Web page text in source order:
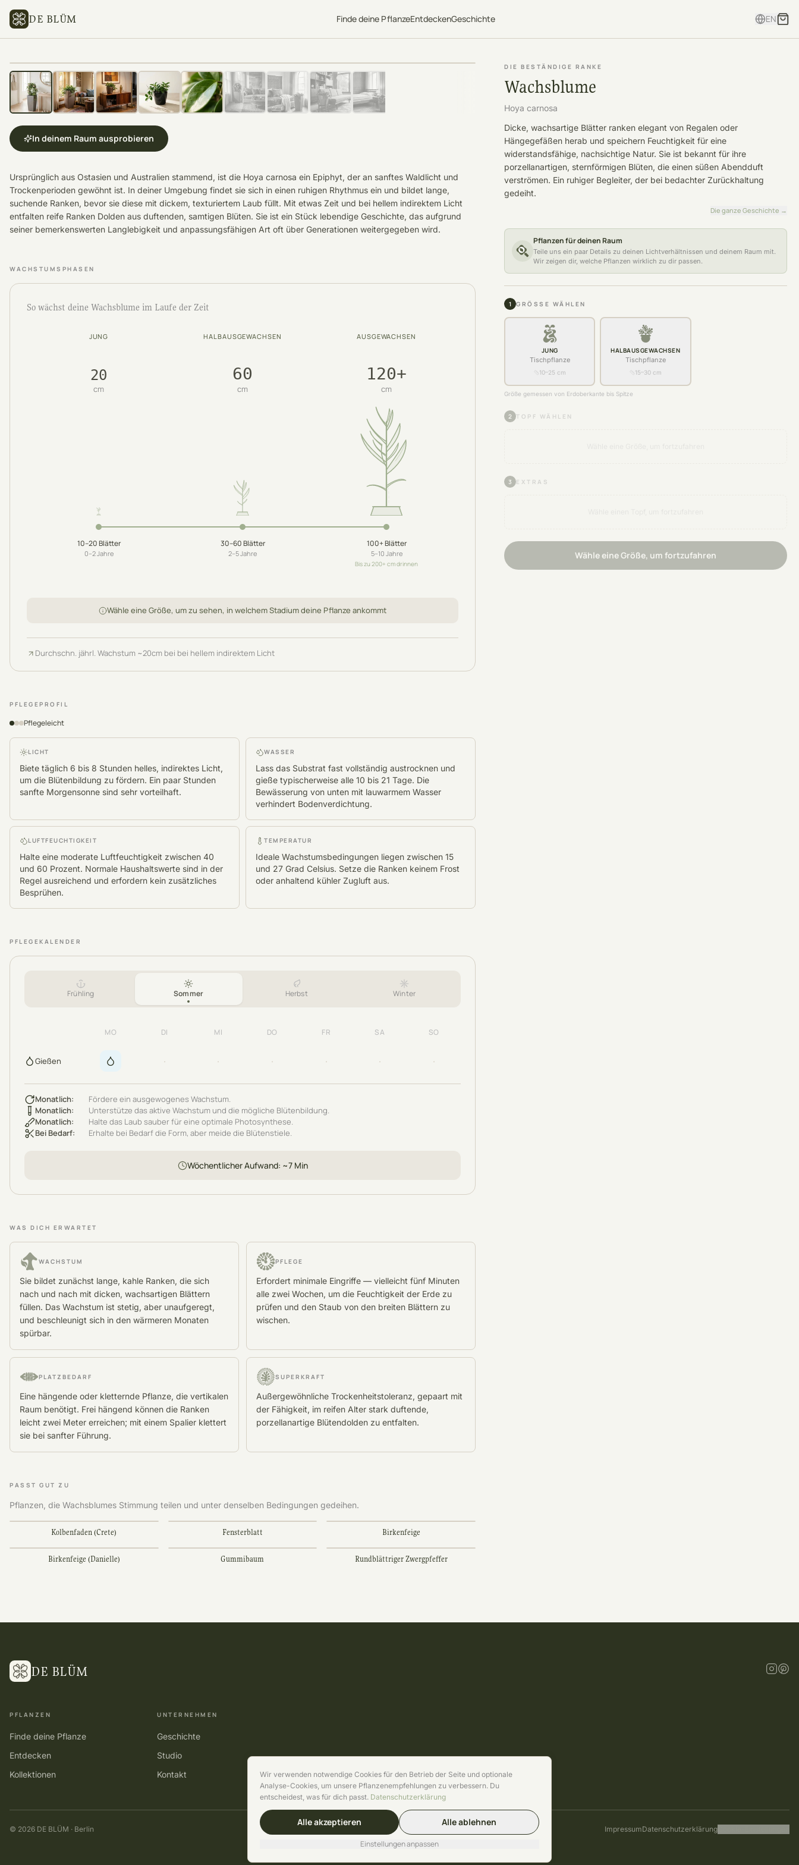
DE BLÜM Finde deine PflanzeEntdeckenGeschichte EN
In deinem Raum ausprobieren
Ursprünglich aus Ostasien und Australien stammend, ist die Hoya carnosa ein Epiphyt, der an sanftes Waldlicht und
Trockenperioden gewöhnt ist. In deiner Umgebung findet sie sich in einen ruhigen Rhythmus ein und bildet lange,
suchende Ranken, bevor sie diese mit dickem, texturiertem Laub füllt. Mit etwas Zeit und bei hellem indirektem Licht
entfalten reife Ranken Dolden aus duftenden, samtigen Blüten. Sie ist ein Stück lebendige Geschichte, das aufgrund
seiner bemerkenswerten Langlebigkeit und anpassungsfähigen Art oft über Generationen weitergegeben wird.
WACHSTUMSPHASEN
So wächst deine Wachsblume im Laufe der Zeit
JUNG
20
cm
10–20Blätter
0–2Jahre
HALBAUSGEWACHSEN
60
cm
30–60Blätter
2–5Jahre
AUSGEWACHSEN
120+
cm
100+Blätter
5–10 Jahre
Bis zu 200+ cm drinnen
Wähle eine Größe, um zu sehen, in welchem Stadium deine Pflanze ankommt
Durchschn. jährl. Wachstum ~20cm bei bei hellem indirektem Licht
PFLEGEPROFIL
Pflegeleicht
LICHT
Biete täglich 6 bis 8 Stunden helles, indirektes Licht,
um die Blütenbildung zu fördern. Ein paar Stunden
sanfte Morgensonne sind sehr vorteilhaft.
WASSER
Lass das Substrat fast vollständig austrocknen und
gieße typischerweise alle 10 bis 21 Tage. Die
Bewässerung von unten mit lauwarmem Wasser
verhindert Bodenverdichtung.
LUFTFEUCHTIGKEIT
Halte eine moderate Luftfeuchtigkeit zwischen 40
und 60 Prozent. Normale Haushaltswerte sind in der
Regel ausreichend und erfordern kein zusätzliches
Besprühen.
TEMPERATUR
Ideale Wachstumsbedingungen liegen zwischen 15
und 27 Grad Celsius. Setze die Ranken keinem Frost
oder anhaltend kühler Zugluft aus.
PFLEGEKALENDER
Frühling Sommer Herbst Winter
MO DI MI DO FR SA SO
Gießen · · · · · ·
Monatlich:
Fördere ein ausgewogenes Wachstum.
Monatlich:
Unterstütze das aktive Wachstum und die mögliche Blütenbildung.
Monatlich:
Halte das Laub sauber für eine optimale Photosynthese.
Bei Bedarf: Erhalte bei Bedarf die Form, aber meide die Blütenstiele.
Wöchentlicher Aufwand: ~7 Min
WAS DICH ERWARTET
WACHSTUM
Sie bildet zunächst lange, kahle Ranken, die sich
nach und nach mit dicken, wachsartigen Blättern
füllen. Das Wachstum ist stetig, aber unaufgeregt,
und beschleunigt sich in den wärmeren Monaten
spürbar.
PFLEGE
Erfordert minimale Eingriffe — vielleicht fünf Minuten
alle zwei Wochen, um die Feuchtigkeit der Erde zu
prüfen und den Staub von den breiten Blättern zu
wischen.
PLATZBEDARF
Eine hängende oder kletternde Pflanze, die vertikalen
Raum benötigt. Frei hängend können die Ranken
leicht zwei Meter erreichen; mit einem Spalier klettert
sie bei sanfter Führung.
SUPERKRAFT
Außergewöhnliche Trockenheitstoleranz, gepaart mit
der Fähigkeit, im reifen Alter stark duftende,
porzellanartige Blütendolden zu entfalten.
PASST GUT ZU
Pflanzen, die Wachsblumes Stimmung teilen und unter denselben Bedingungen gedeihen.
Kolbenfaden (Crete) Fensterblatt Birkenfeige
Birkenfeige (Danielle) Gummibaum Rundblättriger Zwergpfeffer
DIE BESTÄNDIGE RANKE
Wachsblume
Hoya carnosa
Dicke, wachsartige Blätter ranken elegant von Regalen oder
Hängegefäßen herab und speichern Feuchtigkeit für eine
widerstandsfähige, nachsichtige Natur. Sie ist bekannt für ihre
porzellanartigen, sternförmigen Blüten, die einen süßen Abendduft
verströmen. Ein ruhiger Begleiter, der bei bedachter Zurückhaltung
gedeiht.
Die ganze Geschichte →
Pflanzen für deinen Raum
Teile uns ein paar Details zu deinen Lichtverhältnissen und deinem Raum mit.
Wir zeigen dir, welche Pflanzen wirklich zu dir passen.
1 GRÖSSE WÄHLEN
JUNG
Tischpflanze
10–25 cm
HALBAUSGEWACHSEN
Tischpflanze
15–30 cm
Größe gemessen von Erdoberkante bis Spitze
2 TOPF WÄHLEN
3 EXTRAS
Wähle eine Größe, um fortzufahren
DE BLÜM
PFLANZEN
Finde deine Pflanze
Entdecken
Kollektionen
UNTERNEHMEN
Geschichte
Studio
Kontakt
© 2026 DE BLÜM · Berlin ImpressumDatenschutzerklärung
Wir verwenden notwendige Cookies für den Betrieb der Seite und optionale
Analyse-Cookies, um unsere Pflanzenempfehlungen zu verbessern. Du
entscheidest, was für dich passt. Datenschutzerklärung
Alle akzeptieren Alle ablehnen
Einstellungen anpassen